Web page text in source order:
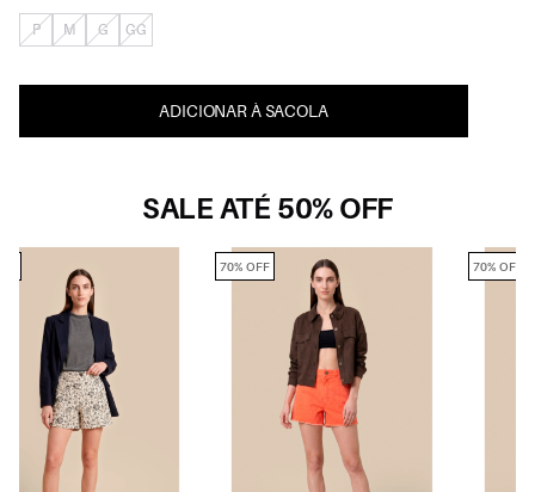
P
M G GG
ADICIONAR À SACOLA
SALE ATÉ 50% OFF
70% OFF 70% OFF